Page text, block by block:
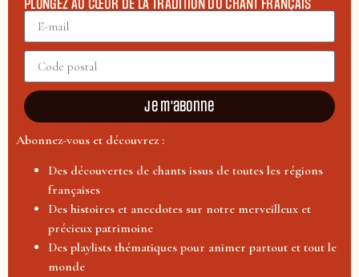
PLONGEZ AU CŒUR DE LA TRADITION DU CHANT FRANÇAIS
Je m'abonne
Abonnez-vous et découvrez :
Des découvertes de chants issus de toutes les régions
françaises
Des histoires et anecdotes sur notre merveilleux et
précieux patrimoine
Des playlists thématiques pour animer partout et tout le
monde